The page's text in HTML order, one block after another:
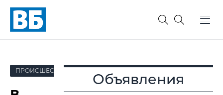
ПРОИСШЕСТВИЯ
Объявления